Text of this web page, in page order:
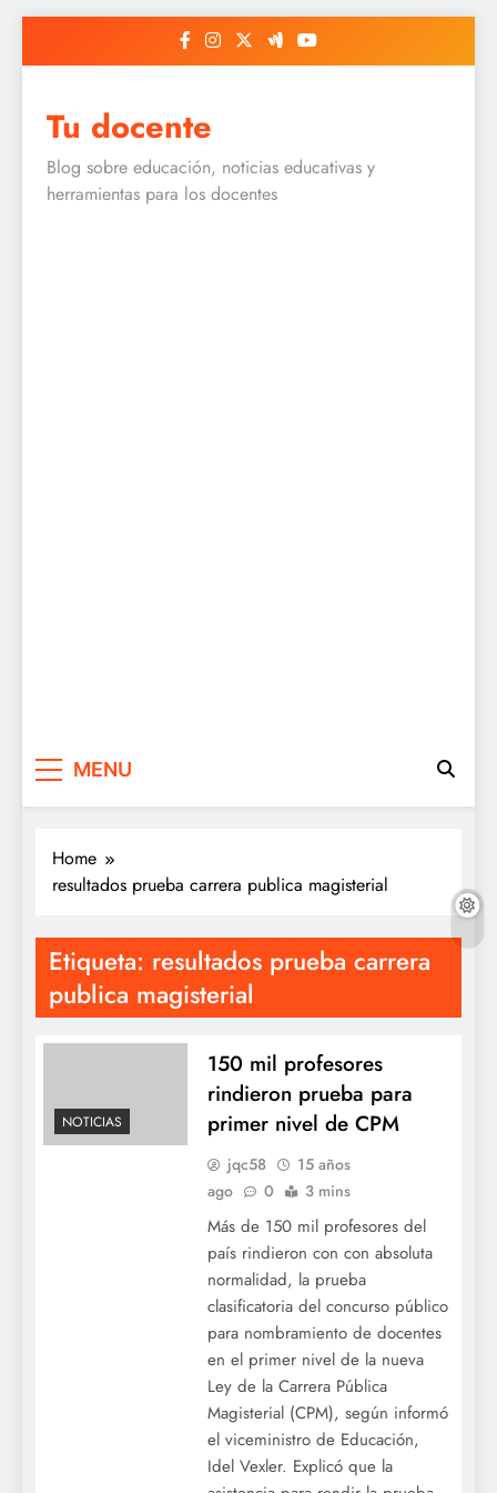
Tu docente
Blog sobre educación, noticias educativas y
herramientas para los docentes
MENU
Home
resultados prueba carrera publica magisterial
Etiqueta: resultados prueba carrera
publica magisterial
NOTICIAS
150 mil profesores
rindieron prueba para
primer nivel de CPM
jqc58
15 años
ago
0 3 mins
Más de 150 mil profesores del
país rindieron con con absoluta
normalidad, la prueba
clasificatoria del concurso público
para nombramiento de docentes
en el primer nivel de la nueva
Ley de la Carrera Pública
Magisterial (CPM), según informó
el viceministro de Educación,
Idel Vexler. Explicó que la